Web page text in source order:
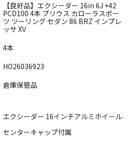
【良好品】エクシーダー 16in 6J +42
PCD100 4本 プリウス カローラスポー
ツ ツーリング セダン 86 BRZ インプレ
ッサ XV
4本
HO26036923
倉庫保管品
エクシーダー 16インチアルミホイール
センターキャップ付属